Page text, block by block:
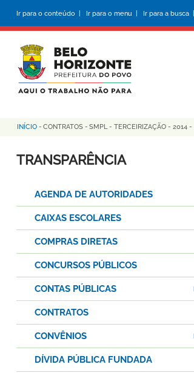
conteúdo
principal
Ir para o conteúdo | Ir para o menu | Ir para a busca |
Trilha
de
INÍCIO - CONTRATOS - SMPL - TERCEIRIZAÇÃO - 2014
TRANSPARÊNCIA
AGENDA DE AUTORIDADES
CAIXAS ESCOLARES
COMPRAS DIRETAS
CONCURSOS PÚBLICOS
CONTAS PÚBLICAS
CONTRATOS
CONVÊNIOS
DÍVIDA PÚBLICA FUNDADA